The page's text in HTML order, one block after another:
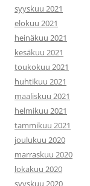
syyskuu 2021
elokuu 2021
heinäkuu 2021
kesäkuu 2021
toukokuu 2021
huhtikuu 2021
maaliskuu 2021
helmikuu 2021
tammikuu 2021
joulukuu 2020
marraskuu 2020
lokakuu 2020
syyskuu 2020